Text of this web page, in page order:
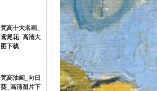
梵高十大名画_
鸢尾花_高清大
图下载
梵高油画_向日
葵_高清图片下